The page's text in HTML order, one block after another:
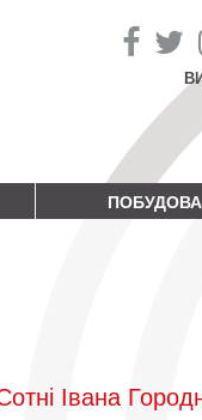
ПОБУДОВА
Івана